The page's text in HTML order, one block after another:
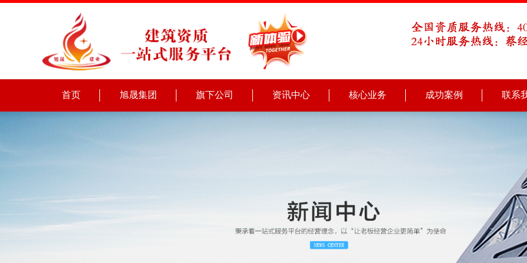
首页 旭晟集团 旗下公司 资讯中心 核心业务 成功案例 联系